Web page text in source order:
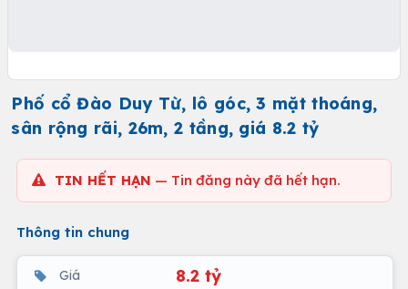
Phố cổ Đào Duy Từ, lô góc, 3 mặt thoáng,
sân rộng rãi, 26m, 2 tầng, giá 8.2 tỷ
TIN HẾT HẠN — Tin đăng này đã hết hạn.
Thông tin chung
Giá 8.2 tỷ